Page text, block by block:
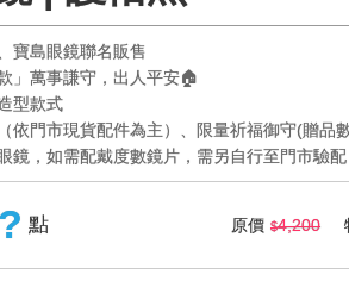
寶島眼鏡聯名販售
萬事謙守，出人平安🏠
型款式
依門市現貨配件為主）、限量祈福御守(贈品
鏡，如需配戴度數鏡片，需另自行至門市驗配
? 點 原價 4,200